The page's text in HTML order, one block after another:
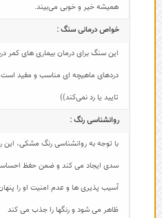
همیشه خیر و خوبی می‌بیند.
خواص درمانی سنگ :
این سنگ برای درمان بیماری های کمر
دردهای ماهیچه ای مناسب و مفید
تایید یا رد نمی‌کند))
روانشناسی رنگ :
با توجه به روانشناسی رنگ مشکی،
سدی ایجاد می کند و ضمن حفظ
آسیب پذیری ها و عدم امنیت او را
ظاهر می شود و رنگها را جذب می کند